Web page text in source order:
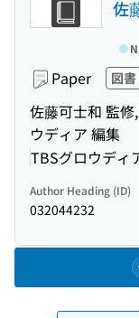
佐
Paper 図書
佐藤可士和 監修
ウディア 編集
TBSグロウディ
Author Heading (ID)
032044232